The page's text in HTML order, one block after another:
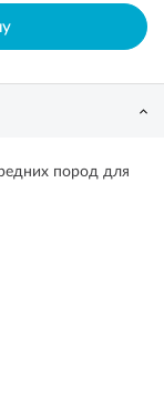
пород для